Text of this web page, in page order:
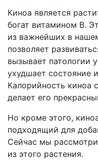
Киноа является
богат витамином В.
из важнейших в
позволяет
вызывает патологии
ухудшает состояние
Калорийность киноа
делает его
Но кроме этого,
подходящий для
Сейчас мы
из этого растения.